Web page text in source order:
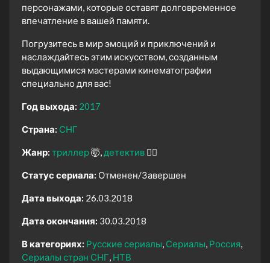
персонажами, которые оставят долговременное
впечатление в вашей памяти.
Погрузитесь в мир эмоций и приключений и
наслаждайтесь этим искусством, созданным
выдающимися мастерами кинематографии
специально для вас!
Год выхода: 2017
Страна: СНГ
Жанр: триллер🤯 детектив 🕵️‍♂️
Статус сериала: Отменен/Завершен
Дата выхода: 26.03.2018
Дата окончания: 30.03.2018
В категориях: Русские сериалы Сериалы Россия
Сериалы стран СНГ НТВ